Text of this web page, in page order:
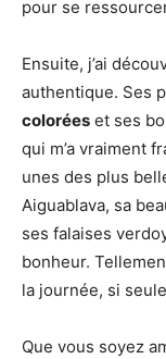
pour se
Ensuite, j’ai
authentique. Ses
colorées et ses
qui m’a vraiment
unes des plus
Aiguablava, sa
ses falaises
bonheur.
la journée, si
Que vous soyez